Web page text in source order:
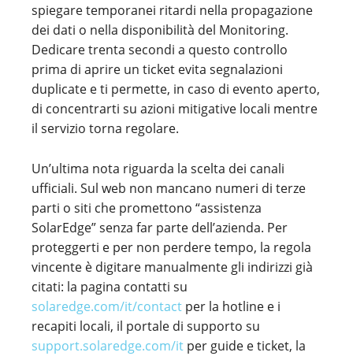
spiegare temporanei ritardi nella propagazione
dei dati o nella disponibilità del Monitoring.
Dedicare trenta secondi a questo controllo
prima di aprire un ticket evita segnalazioni
duplicate e ti permette, in caso di evento aperto,
di concentrarti su azioni mitigative locali mentre
il servizio torna regolare.
Un’ultima nota riguarda la scelta dei canali
ufficiali. Sul web non mancano numeri di terze
parti o siti che promettono “assistenza
SolarEdge” senza far parte dell’azienda. Per
proteggerti e per non perdere tempo, la regola
vincente è digitare manualmente gli indirizzi già
citati: la pagina contatti su
solaredge.com/it/contact per la hotline e i
recapiti locali, il portale di supporto su
support.solaredge.com/it per guide e ticket, la